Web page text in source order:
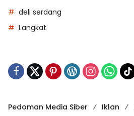
deli serdang
Langkat
Pedoman Media Siber Iklan